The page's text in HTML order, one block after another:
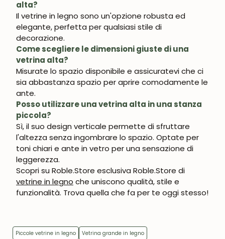
alta?
Ilvetrine in legno sono un'opzione robusta ed
elegante, perfetta per qualsiasi stile di
decorazione.
Come scegliere le dimensioni giuste di una
vetrina alta?
Misurate lo spazio disponibile e assicuratevi che ci
sia abbastanza spazio per aprire comodamente le
ante.
Posso utilizzare una vetrina alta in una stanza
piccola?
Sì, il suo design verticale permette di sfruttare
l'altezza senza ingombrare lo spazio. Optate per
toni chiari e ante in vetro per una sensazione di
leggerezza.
Scopri su Roble.Store esclusiva Roble.Store di
vetrine in legno che uniscono qualità, stile e
funzionalità. Trova quella che fa per te oggi stesso!
Piccole vetrine in legno
Vetrina grande in legno